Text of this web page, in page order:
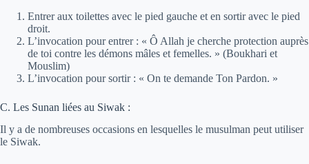
Entrer aux toilettes avec le pied gauche et en sortir avec le pied
droit.
L’invocation pour entrer : « Ô Allah je cherche protection auprès
de toi contre les démons mâles et femelles. » (Boukhari et
Mouslim)
L’invocation pour sortir : « On te demande Ton Pardon. »
C. Les Sunan liées au Siwak :
Il y a de nombreuses occasions en lesquelles le musulman peut utiliser
le Siwak.